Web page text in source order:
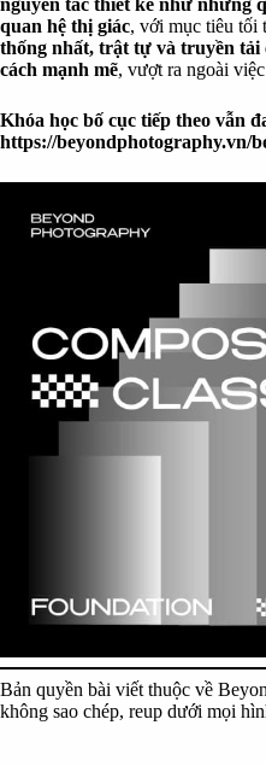
quan hệ thị giác, với mục tiêu tối
thống nhất, trật tự và truyền tải
cách mạnh mẽ, vượt ra ngoài
Khóa học bố cục tiếp theo vẫn
https://beyondphotography.vn/
Bản quyền bài viết thuộc về
không sao chép, reup dưới mọi